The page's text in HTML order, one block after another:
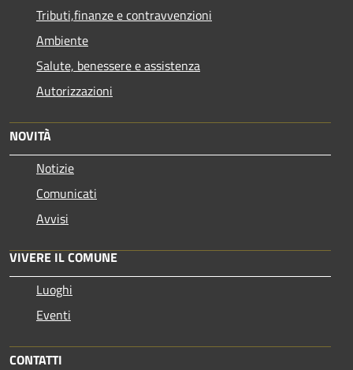
Tributi,finanze e contravvenzioni
Ambiente
Salute, benessere e assistenza
Autorizzazioni
NOVITÀ
Notizie
Comunicati
Avvisi
VIVERE IL COMUNE
Luoghi
Eventi
CONTATTI